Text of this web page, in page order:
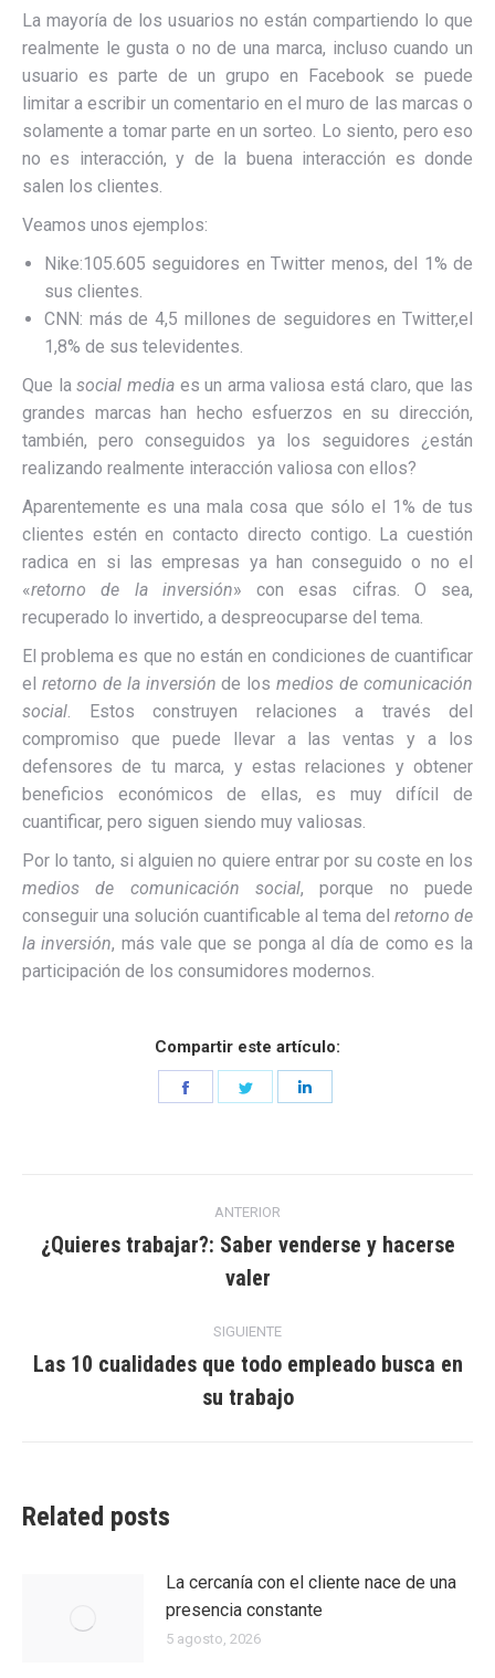
La mayoría de los usuarios no están compartiendo lo que
realmente le gusta o no de una marca, incluso cuando un
usuario es parte de un grupo en Facebook se puede
limitar a escribir un comentario en el muro de las marcas o
solamente a tomar parte en un sorteo. Lo siento, pero eso
no es interacción, y de la buena interacción es donde
salen los clientes.
Veamos unos ejemplos:
Nike:105.605 seguidores en Twitter menos, del 1% de
sus clientes.
CNN: más de 4,5 millones de seguidores en Twitter,el
1,8% de sus televidentes.
Que lasocial mediaes un arma valiosa está claro, que las
grandes marcas han hecho esfuerzos en su dirección,
también, pero conseguidos ya los seguidores ¿están
realizando realmente interacción valiosa con ellos?
Aparentemente es una mala cosa que sólo el 1% de tus
clientes estén en contacto directo contigo. La cuestión
radica en si las empresas ya han conseguido o no el
«retorno de la inversión» con esas cifras. O sea,
recuperado lo invertido, a despreocuparse del tema.
El problema es que no están en condiciones de cuantificar
el retorno de la inversión de los medios de comunicación
social. Estos construyen relaciones a través del
compromiso que puede llevar a las ventas y a los
defensores de tu marca, y estas relaciones y obtener
beneficios económicos de ellas, es muy difícil de
cuantificar, pero siguen siendo muy valiosas.
Por lo tanto, si alguien no quiere entrar por su coste en los
medios de comunicación social, porque no puede
conseguir una solución cuantificable al tema del retorno de
la inversión, más vale que se ponga al día de como es la
participación de los consumidores modernos.
Compartir este artículo:
Share
entre
ANTERIOR
anterior:
¿Quieres trabajar?: Saber venderse y hacerse
valer
SIGUIENTE
siguiente:
Las 10 cualidades que todo empleado busca en
su trabajo
Related posts
La cercanía con el cliente nace de una
presencia constante
5 agosto, 2026